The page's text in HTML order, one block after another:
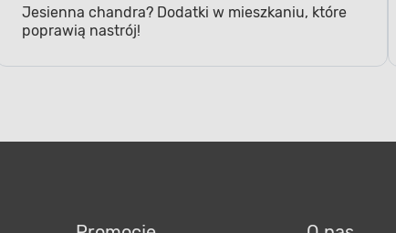
Jesienna chandra? Dodatki w mieszkaniu, które
poprawią nastrój!